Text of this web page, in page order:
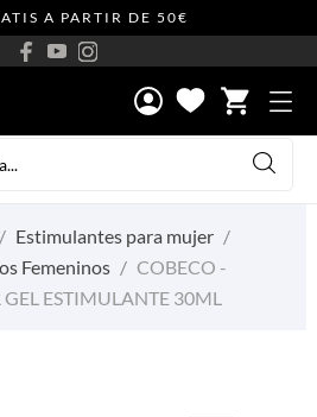
A PARTIR DE 50€
shopping_cart
Estimulantes para mujer
Femeninos
COBECO -
ESTIMULANTE 30ML